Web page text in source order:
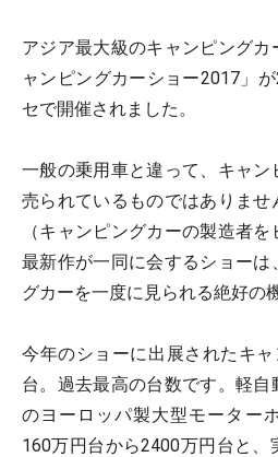
アジア最大級のキャンピング
ャンピングカーショー2017」
セで開催されました。
一般の乗用車と違って、キャン
売られているものではありま
（キャンピングカーの製造者
最新作が一同に会するショー
グカーを一度に見られる絶好の
今年のショーに出展されたキ
台。過去最高の台数です。軽
のヨーロッパ製大型モーター
160万円台から2400万円台と、